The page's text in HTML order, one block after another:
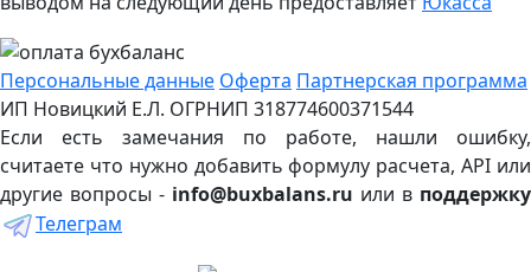
Персональные данные Оферта Партнерская программа
ИП Новицкий Е.Л. ОГРНИП 318774600371544
Если есть замечания по работе, нашли ошибку,
считаете что нужно добавить формулу расчета, API или
другие вопросы - info@buxbalans.ru или в поддержку
Телеграм